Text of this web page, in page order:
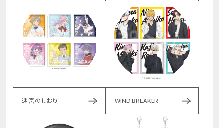
迷宮のしおり WIND BREAKER